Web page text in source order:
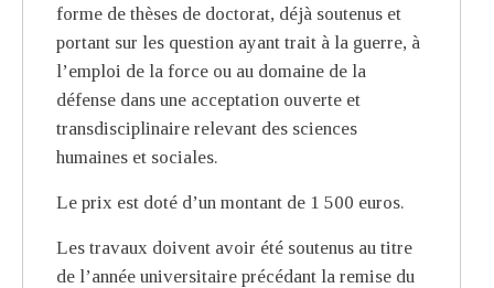
forme de thèses de doctorat, déjà soutenus et
portant sur les question ayant trait à la guerre, à
l’emploi de la force ou au domaine de la
défense dans une acceptation ouverte et
transdisciplinaire relevant des sciences
humaines et sociales.
Le prix est doté d’un montant de 1 500 euros.
Les travaux doivent avoir été soutenus au titre
de l’année universitaire précédant la remise du